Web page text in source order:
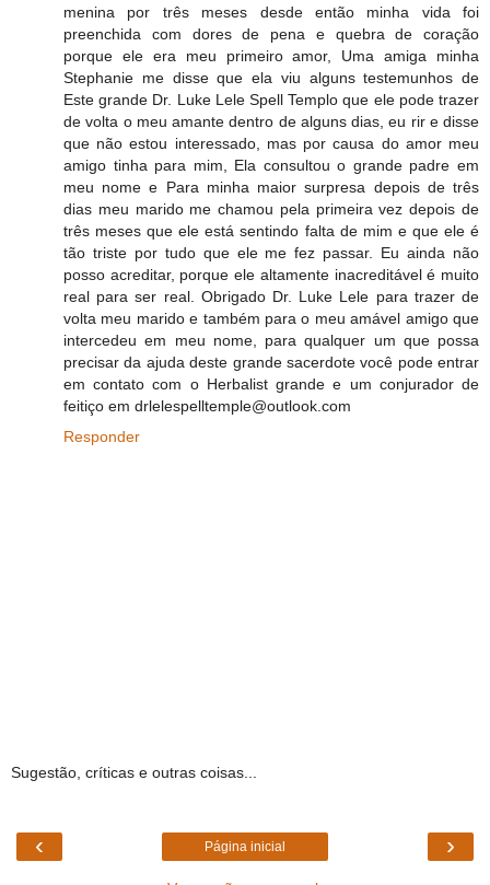
menina por três meses desde então minha vida foi
preenchida com dores de pena e quebra de coração
porque ele era meu primeiro amor, Uma amiga minha
Stephanie me disse que ela viu alguns testemunhos de
Este grande Dr. Luke Lele Spell Templo que ele pode trazer
de volta o meu amante dentro de alguns dias, eu rir e disse
que não estou interessado, mas por causa do amor meu
amigo tinha para mim, Ela consultou o grande padre em
meu nome e Para minha maior surpresa depois de três
dias meu marido me chamou pela primeira vez depois de
três meses que ele está sentindo falta de mim e que ele é
tão triste por tudo que ele me fez passar. Eu ainda não
posso acreditar, porque ele altamente inacreditável é muito
real para ser real. Obrigado Dr. Luke Lele para trazer de
volta meu marido e também para o meu amável amigo que
intercedeu em meu nome, para qualquer um que possa
precisar da ajuda deste grande sacerdote você pode entrar
em contato com o Herbalist grande e um conjurador de
feitiço em drlelespelltemple@outlook.com
Responder
Sugestão, críticas e outras coisas...
‹ ›
Página inicial